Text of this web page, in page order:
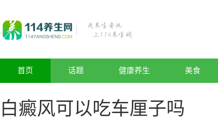
首页 话题 健康养生 美食
白癜风可以吃车厘子吗